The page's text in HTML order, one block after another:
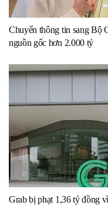
Chuyển thông tin sang Bộ
nguồn gốc hơn 2.000 tỷ
Grab bị phạt 1,36 tỷ đồng